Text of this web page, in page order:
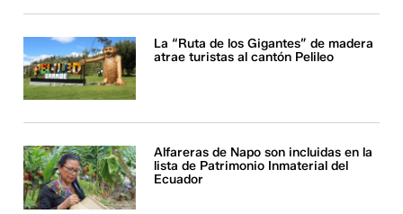
La “Ruta de los Gigantes” de madera
atrae turistas al cantón Pelileo
Alfareras de Napo son incluidas en la
lista de Patrimonio Inmaterial del
Ecuador